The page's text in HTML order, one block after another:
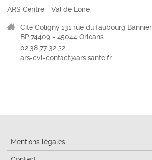
ARS Centre - Val de Loire
Cité Coligny 131 rue du faubourg Bannier
BP 74409 - 45044 Orléans
02 38 77 32 32
ars-cvl-contact@ars.sante.fr
Mentions légales